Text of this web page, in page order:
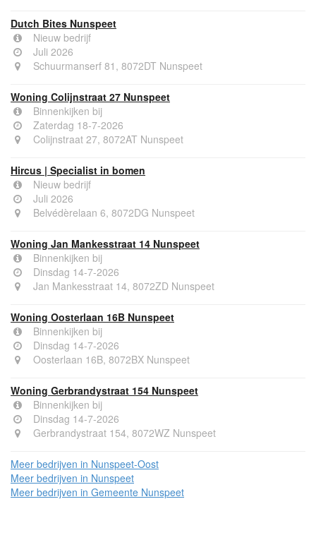
Dutch Bites Nunspeet
Nieuw bedrijf
Juli 2026
Schuurmanserf 81, 8072DT Nunspeet
Woning Colijnstraat 27 Nunspeet
Binnenkijken bij
Zaterdag 18-7-2026
Colijnstraat 27, 8072AT Nunspeet
Hircus | Specialist in bomen
Nieuw bedrijf
Juli 2026
Belvédèrelaan 6, 8072DG Nunspeet
Woning Jan Mankesstraat 14 Nunspeet
Binnenkijken bij
Dinsdag 14-7-2026
Jan Mankesstraat 14, 8072ZD Nunspeet
Woning Oosterlaan 16B Nunspeet
Binnenkijken bij
Dinsdag 14-7-2026
Oosterlaan 16B, 8072BX Nunspeet
Woning Gerbrandystraat 154 Nunspeet
Binnenkijken bij
Dinsdag 14-7-2026
Gerbrandystraat 154, 8072WZ Nunspeet
Meer bedrijven in Nunspeet-Oost
Meer bedrijven in Nunspeet
Meer bedrijven in Gemeente Nunspeet